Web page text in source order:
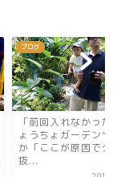
ブログ
「前回入れなかった
ょうちょガーデン”
か「ここが原因で夕
抜...